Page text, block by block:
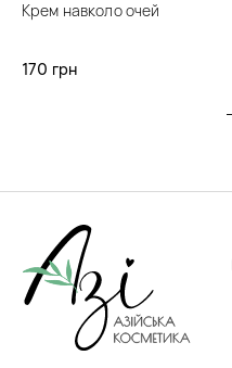
Cream
Крем навколо очей
170 грн